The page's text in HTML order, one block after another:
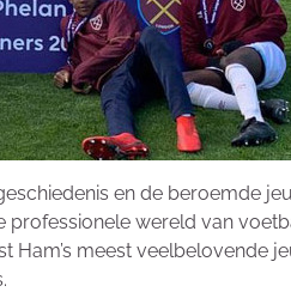
en de beroemde
wereld van
Ham’s meest